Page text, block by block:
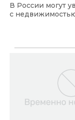
В России могут
с